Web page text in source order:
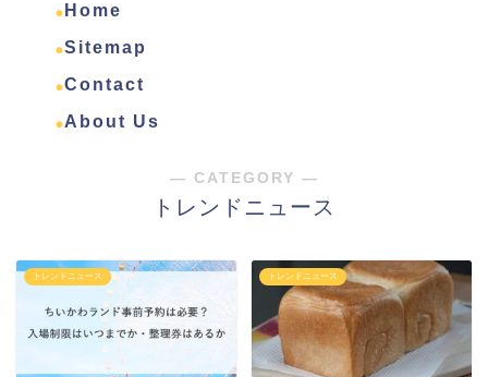
Home
Sitemap
Contact
About Us
― CATEGORY ―
トレンドニュース
トレンドニュース トレンドニュース